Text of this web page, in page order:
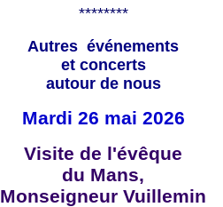
********
Autres événements
et concerts
autour de nous
Mardi 26 mai 2026
Visite de l'évêque
du Mans,
Monseigneur Vuillemin